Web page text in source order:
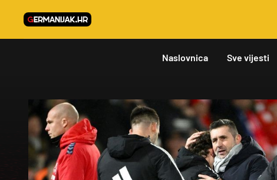
Naslovnica Sve vijesti